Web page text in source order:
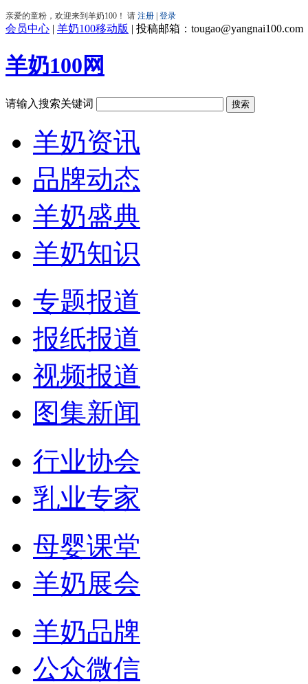
会员中心 | 羊奶100移动版 | 投稿邮箱：tougao@yangnai100.com
羊奶100网
请输入搜索关键词
羊奶资讯
品牌动态
羊奶盛典
羊奶知识
专题报道
报纸报道
视频报道
图集新闻
行业协会
乳业专家
母婴课堂
羊奶展会
羊奶品牌
公众微信